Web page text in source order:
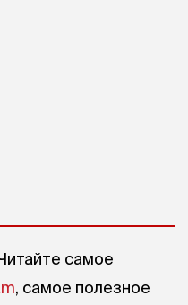
самое
, самое полезное